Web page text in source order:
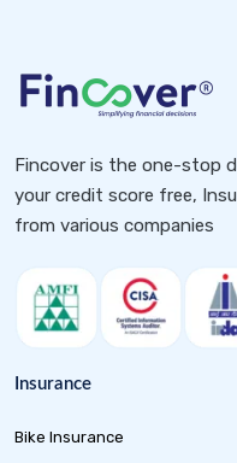
Fincover is the one-stop
your credit score free,
from various companies
Insurance
Bike Insurance